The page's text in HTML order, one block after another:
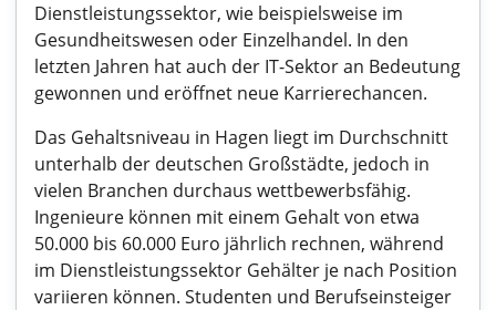
Dienstleistungssektor, wie beispielsweise im
Gesundheitswesen oder Einzelhandel. In den
letzten Jahren hat auch der IT-Sektor an Bedeutung
gewonnen und eröffnet neue Karrierechancen.
Das Gehaltsniveau in Hagen liegt im Durchschnitt
unterhalb der deutschen Großstädte, jedoch in
vielen Branchen durchaus wettbewerbsfähig.
Ingenieure können mit einem Gehalt von etwa
50.000 bis 60.000 Euro jährlich rechnen, während
im Dienstleistungssektor Gehälter je nach Position
variieren können. Studenten und Berufseinsteiger